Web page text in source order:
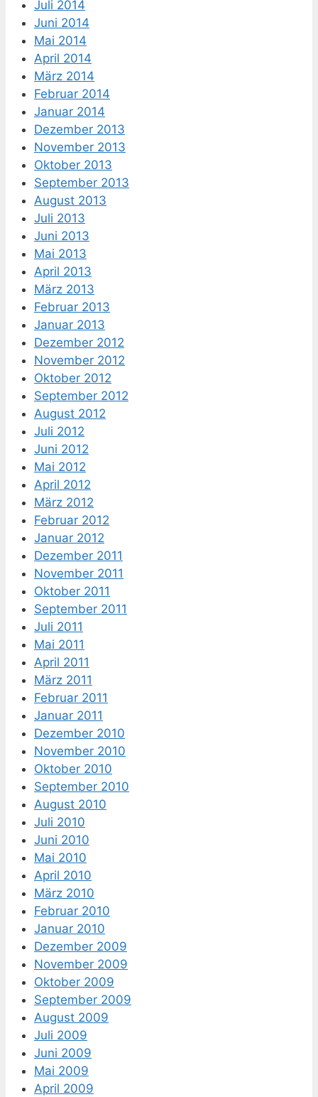
Juli 2014
Juni 2014
Mai 2014
April 2014
März 2014
Februar 2014
Januar 2014
Dezember 2013
November 2013
Oktober 2013
September 2013
August 2013
Juli 2013
Juni 2013
Mai 2013
April 2013
März 2013
Februar 2013
Januar 2013
Dezember 2012
November 2012
Oktober 2012
September 2012
August 2012
Juli 2012
Juni 2012
Mai 2012
April 2012
März 2012
Februar 2012
Januar 2012
Dezember 2011
November 2011
Oktober 2011
September 2011
Juli 2011
Mai 2011
April 2011
März 2011
Februar 2011
Januar 2011
Dezember 2010
November 2010
Oktober 2010
September 2010
August 2010
Juli 2010
Juni 2010
Mai 2010
April 2010
März 2010
Februar 2010
Januar 2010
Dezember 2009
November 2009
Oktober 2009
September 2009
August 2009
Juli 2009
Juni 2009
Mai 2009
April 2009